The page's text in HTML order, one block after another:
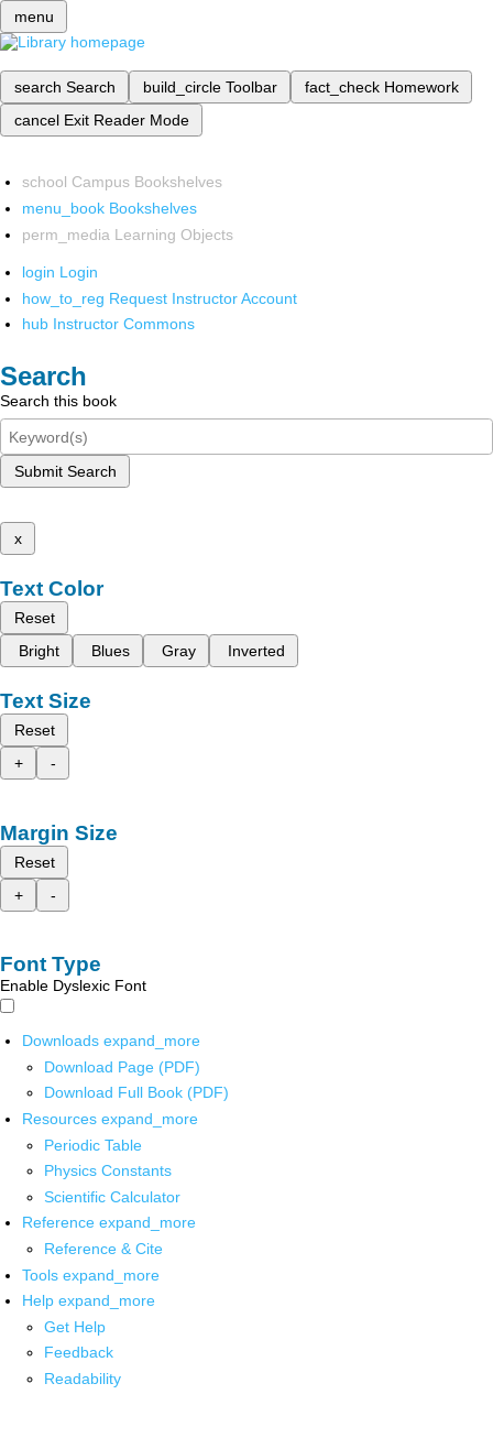
menu
search Search build_circle Toolbar fact_check Homework
cancel Exit Reader Mode
school Campus Bookshelves
menu_book Bookshelves
perm_media Learning Objects
login Login
how_to_reg Request Instructor Account
hub Instructor Commons
Search
Search this book
Submit Search
x
Text Color
Reset
Bright
Blues Gray Inverted
Text Size
Reset
+
-
Margin Size
Reset
+
-
Font Type
Enable Dyslexic Font
Downloads expand_more
Download Page (PDF)
Download Full Book (PDF)
Resources expand_more
Periodic Table
Physics Constants
Scientific Calculator
Reference expand_more
Reference & Cite
Tools expand_more
Help expand_more
Get Help
Feedback
Readability